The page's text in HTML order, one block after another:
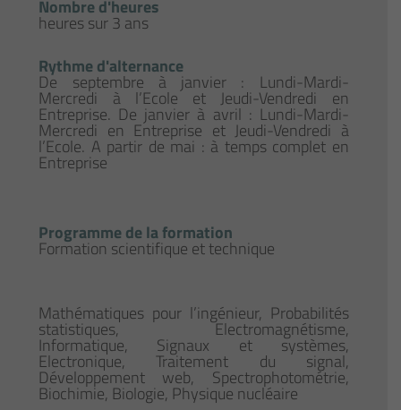
Nombre d'heures
heures sur 3 ans
Rythme d'alternance
De septembre à janvier : Lundi-Mardi-
Mercredi à l’Ecole et Jeudi-Vendredi en
Entreprise. De janvier à avril : Lundi-Mardi-
Mercredi en Entreprise et Jeudi-Vendredi à
l’Ecole. A partir de mai : à temps complet en
Entreprise
Programme de la formation
Formation scientifique et technique
Mathématiques pour l’ingénieur, Probabilités
statistiques, Electromagnétisme,
Informatique, Signaux et systèmes,
Electronique, Traitement du signal,
Développement web, Spectrophotométrie,
Biochimie, Biologie, Physique nucléaire